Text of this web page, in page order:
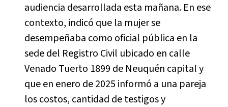
audiencia desarrollada esta mañana. En ese
contexto, indicó que la mujer se
desempeñaba como oficial pública en la
sede del Registro Civil ubicado en calle
Venado Tuerto 1899 de Neuquén capital y
que en enero de 2025 informó a una pareja
los costos, cantidad de testigos y